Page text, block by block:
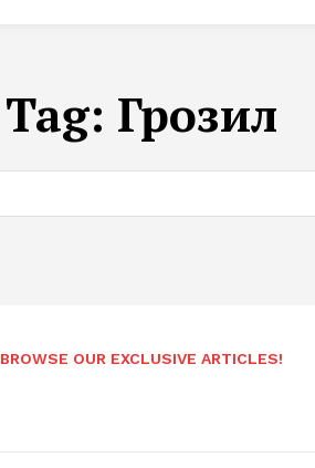
Tag: Грозил
BROWSE OUR EXCLUSIVE ARTICLES!